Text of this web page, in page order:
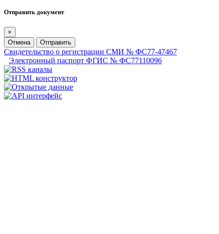
Отправить документ
×
Отмена
Отправить
Свидетельство о регистрации СМИ № ФС77-47467
Электронный паспорт ФГИС № ФС77110096